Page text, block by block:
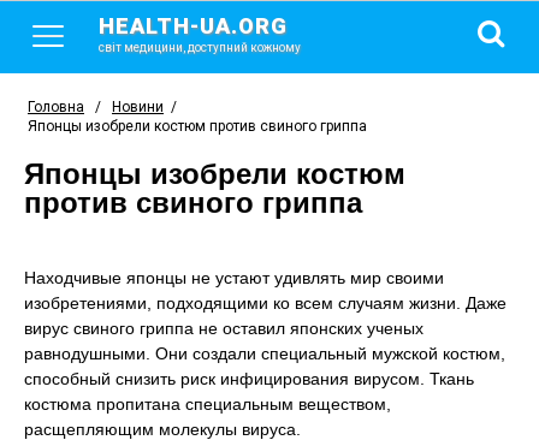
HEALTH-UA.ORG
світ медицини, доступний кожному
Головна / Новини /
Японцы изобрели костюм против свиного гриппа
Японцы изобрели костюм
против свиного гриппа
Находчивые японцы не устают удивлять мир своими
изобретениями, подходящими ко всем случаям жизни. Даже
вирус свиного гриппа не оставил японских ученых
равнодушными. Они создали специальный мужской костюм,
способный снизить риск инфицирования вирусом. Ткань
костюма пропитана специальным веществом,
расщепляющим молекулы вируса.